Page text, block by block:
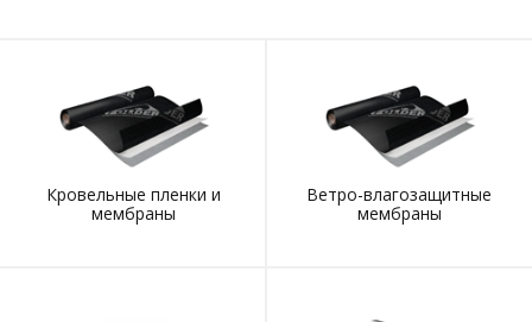
Кровельные пленки и
мембраны
Ветро-влагозащитные
мембраны